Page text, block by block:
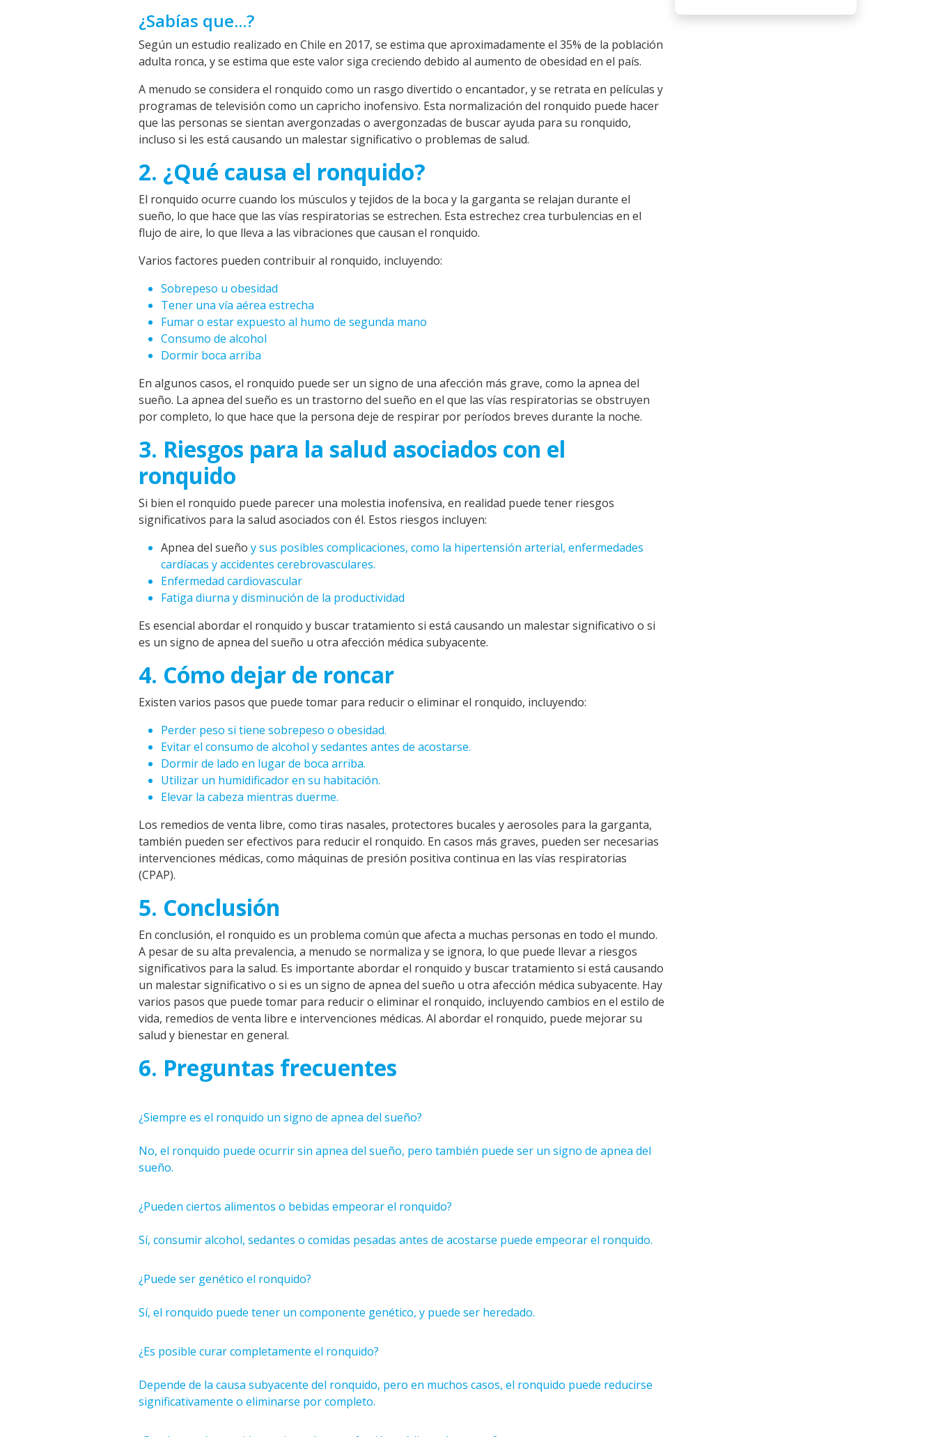
¿Sabías que...?
Según un estudio realizado en Chile en 2017, se estima que aproximadamente el 35% de la población
adulta ronca, y se estima que este valor siga creciendo debido al aumento de obesidad en el país.
A menudo se considera el ronquido como un rasgo divertido o encantador, y se retrata en películas y
programas de televisión como un capricho inofensivo. Esta normalización del ronquido puede hacer
que las personas se sientan avergonzadas o avergonzadas de buscar ayuda para su ronquido,
incluso si les está causando un malestar significativo o problemas de salud.
2. ¿Qué causa el ronquido?
El ronquido ocurre cuando los músculos y tejidos de la boca y la garganta se relajan durante el
sueño, lo que hace que las vías respiratorias se estrechen. Esta estrechez crea turbulencias en el
flujo de aire, lo que lleva a las vibraciones que causan el ronquido.
Varios factores pueden contribuir al ronquido, incluyendo:
Sobrepeso u obesidad
Tener una vía aérea estrecha
Fumar o estar expuesto al humo de segunda mano
Consumo de alcohol
Dormir boca arriba
En algunos casos, el ronquido puede ser un signo de una afección más grave, como la apnea del
sueño. La apnea del sueño es un trastorno del sueño en el que las vías respiratorias se obstruyen
por completo, lo que hace que la persona deje de respirar por períodos breves durante la noche.
3. Riesgos para la salud asociados con el
ronquido
Si bien el ronquido puede parecer una molestia inofensiva, en realidad puede tener riesgos
significativos para la salud asociados con él. Estos riesgos incluyen:
Apnea del sueño y sus posibles complicaciones, como la hipertensión arterial, enfermedades
cardíacas y accidentes cerebrovasculares.
Enfermedad cardiovascular
Fatiga diurna y disminución de la productividad
Es esencial abordar el ronquido y buscar tratamiento si está causando un malestar significativo o si
es un signo de apnea del sueño u otra afección médica subyacente.
4. Cómo dejar de roncar
Existen varios pasos que puede tomar para reducir o eliminar el ronquido, incluyendo:
Perder peso si tiene sobrepeso o obesidad.
Evitar el consumo de alcohol y sedantes antes de acostarse.
Dormir de lado en lugar de boca arriba.
Utilizar un humidificador en su habitación.
Elevar la cabeza mientras duerme.
Los remedios de venta libre, como tiras nasales, protectores bucales y aerosoles para la garganta,
también pueden ser efectivos para reducir el ronquido. En casos más graves, pueden ser necesarias
intervenciones médicas, como máquinas de presión positiva continua en las vías respiratorias
(CPAP).
5. Conclusión
En conclusión, el ronquido es un problema común que afecta a muchas personas en todo el mundo.
A pesar de su alta prevalencia, a menudo se normaliza y se ignora, lo que puede llevar a riesgos
significativos para la salud. Es importante abordar el ronquido y buscar tratamiento si está causando
un malestar significativo o si es un signo de apnea del sueño u otra afección médica subyacente. Hay
varios pasos que puede tomar para reducir o eliminar el ronquido, incluyendo cambios en el estilo de
vida, remedios de venta libre e intervenciones médicas. Al abordar el ronquido, puede mejorar su
salud y bienestar en general.
6. Preguntas frecuentes
¿Siempre es el ronquido un signo de apnea del sueño?
No, el ronquido puede ocurrir sin apnea del sueño, pero también puede ser un signo de apnea del
sueño.
¿Pueden ciertos alimentos o bebidas empeorar el ronquido?
Sí, consumir alcohol, sedantes o comidas pesadas antes de acostarse puede empeorar el ronquido.
¿Puede ser genético el ronquido?
Sí, el ronquido puede tener un componente genético, y puede ser heredado.
¿Es posible curar completamente el ronquido?
Depende de la causa subyacente del ronquido, pero en muchos casos, el ronquido puede reducirse
significativamente o eliminarse por completo.